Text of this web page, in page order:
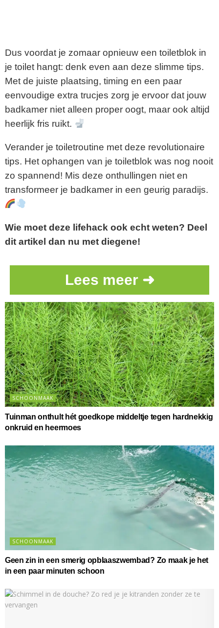
Dus voordat je zomaar opnieuw een toiletblok in
je toilet hangt: denk even aan deze slimme tips.
Met de juiste plaatsing, timing en een paar
eenvoudige extra trucjes zorg je ervoor dat jouw
badkamer niet alleen proper oogt, maar ook altijd
heerlijk fris ruikt.
Verander je toiletroutine met deze revolutionaire
tips. Het ophangen van je toiletblok was nog nooit
zo spannend! Mis deze onthullingen niet en
transformeer je badkamer in een geurig paradijs.
Wie moet deze lifehack ook echt weten? Deel
dit artikel dan nu met diegene!
Lees meer ➜
SCHOONMAAK
Tuinman onthult hét goedkope middeltje tegen hardnekkig
onkruid en heermoes
SCHOONMAAK
Geen zin in een smerig opblaaszwembad? Zo maak je het
in een paar minuten schoon